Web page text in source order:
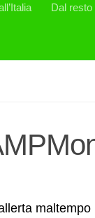
Dal resto